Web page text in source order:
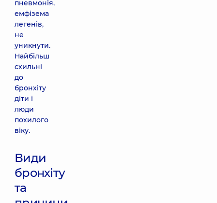
пневмонія,
емфізема
легенів,
не
уникнути.
Найбільш
схильні
до
бронхіту
діти і
люди
похилого
віку.
Види
бронхіту
та